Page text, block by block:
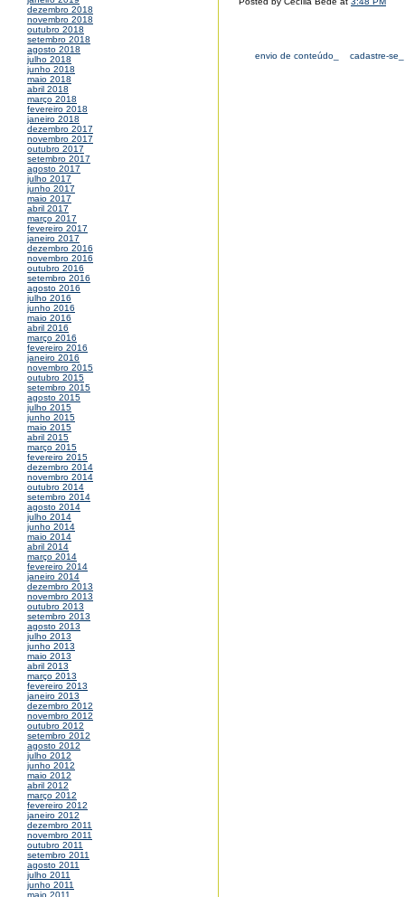
dezembro 2018
novembro 2018
outubro 2018
setembro 2018
agosto 2018
julho 2018
junho 2018
maio 2018
abril 2018
março 2018
fevereiro 2018
janeiro 2018
dezembro 2017
novembro 2017
outubro 2017
setembro 2017
agosto 2017
julho 2017
junho 2017
maio 2017
abril 2017
março 2017
fevereiro 2017
janeiro 2017
dezembro 2016
novembro 2016
outubro 2016
setembro 2016
agosto 2016
julho 2016
junho 2016
maio 2016
abril 2016
março 2016
fevereiro 2016
janeiro 2016
novembro 2015
outubro 2015
setembro 2015
agosto 2015
julho 2015
junho 2015
maio 2015
abril 2015
março 2015
fevereiro 2015
dezembro 2014
novembro 2014
outubro 2014
setembro 2014
agosto 2014
julho 2014
junho 2014
maio 2014
abril 2014
março 2014
fevereiro 2014
janeiro 2014
dezembro 2013
novembro 2013
outubro 2013
setembro 2013
agosto 2013
julho 2013
junho 2013
maio 2013
abril 2013
março 2013
fevereiro 2013
janeiro 2013
dezembro 2012
novembro 2012
outubro 2012
setembro 2012
agosto 2012
julho 2012
junho 2012
maio 2012
abril 2012
março 2012
fevereiro 2012
janeiro 2012
dezembro 2011
novembro 2011
outubro 2011
setembro 2011
agosto 2011
julho 2011
junho 2011
envio de conteúdo_ cadastre-se_